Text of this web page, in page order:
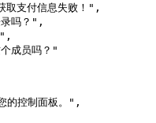
支付信息失败！",
吗？",
成员吗？"
控制面板。",